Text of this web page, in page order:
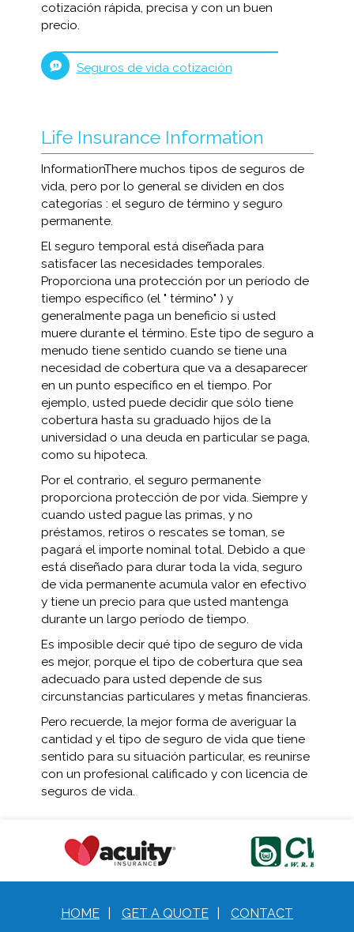
cotización rápida, precisa y con un buen
precio.
Seguros de vida cotización
Life Insurance Information
InformationThere muchos tipos de seguros de
vida, pero por lo general se dividen en dos
categorías : el seguro de término y seguro
permanente.
El seguro temporal está diseñada para
satisfacer las necesidades temporales.
Proporciona una protección por un período de
tiempo específico (el " término" ) y
generalmente paga un beneficio si usted
muere durante el término. Este tipo de seguro a
menudo tiene sentido cuando se tiene una
necesidad de cobertura que va a desaparecer
en un punto específico en el tiempo. Por
ejemplo, usted puede decidir que sólo tiene
cobertura hasta su graduado hijos de la
universidad o una deuda en particular se paga,
como su hipoteca.
Por el contrario, el seguro permanente
proporciona protección de por vida. Siempre y
cuando usted pague las primas, y no
préstamos, retiros o rescates se toman, se
pagará el importe nominal total. Debido a que
está diseñado para durar toda la vida, seguro
de vida permanente acumula valor en efectivo
y tiene un precio para que usted mantenga
durante un largo período de tiempo.
Es imposible decir qué tipo de seguro de vida
es mejor, porque el tipo de cobertura que sea
adecuado para usted depende de sus
circunstancias particulares y metas financieras.
Pero recuerde, la mejor forma de averiguar la
cantidad y el tipo de seguro de vida que tiene
sentido para su situación particular, es reunirse
con un profesional calificado y con licencia de
seguros de vida.
HOME GET A QUOTE CONTACT